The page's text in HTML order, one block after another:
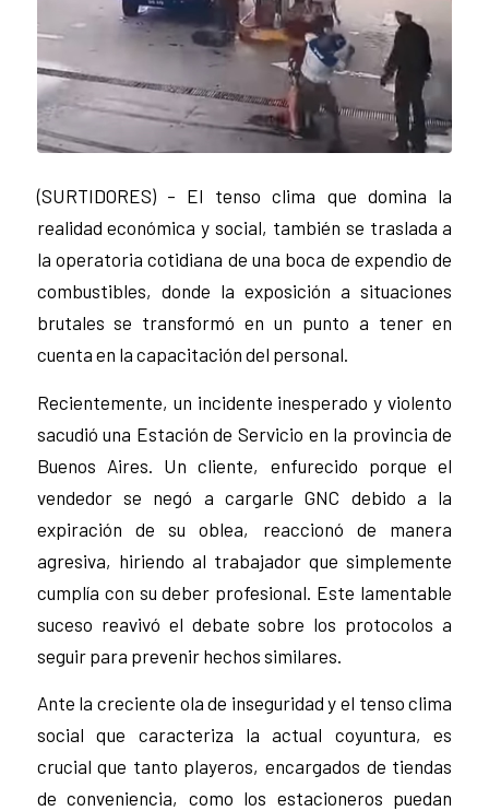
(SURTIDORES) – El tenso clima que domina la
realidad económica y social, también se traslada a
la operatoria cotidiana de una boca de expendio de
combustibles, donde la exposición a situaciones
brutales se transformó en un punto a tener en
cuenta en la capacitación del personal.
Recientemente, un incidente inesperado y violento
sacudió una Estación de Servicio en la provincia de
Buenos Aires. Un cliente, enfurecido porque el
vendedor se negó a cargarle GNC debido a la
expiración de su oblea, reaccionó de manera
agresiva, hiriendo al trabajador que simplemente
cumplía con su deber profesional. Este lamentable
suceso reavivó el debate sobre los protocolos a
seguir para prevenir hechos similares.
Ante la creciente ola de inseguridad y el tenso clima
social que caracteriza la actual coyuntura, es
crucial que tanto playeros, encargados de tiendas
de conveniencia, como los estacioneros puedan